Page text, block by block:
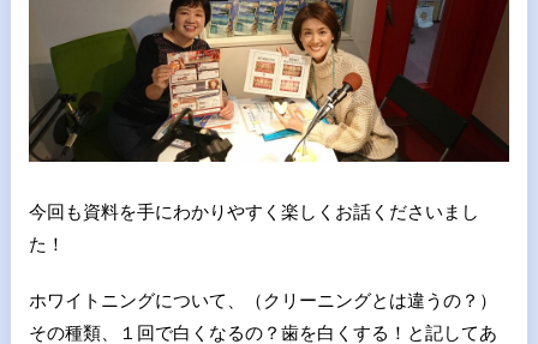
今回も資料を手にわかりやすく楽しくお話くださいまし
た！
ホワイトニングについて、（クリーニングとは違うの？）
その種類、１回で白くなるの？歯を白くする！と記してあ